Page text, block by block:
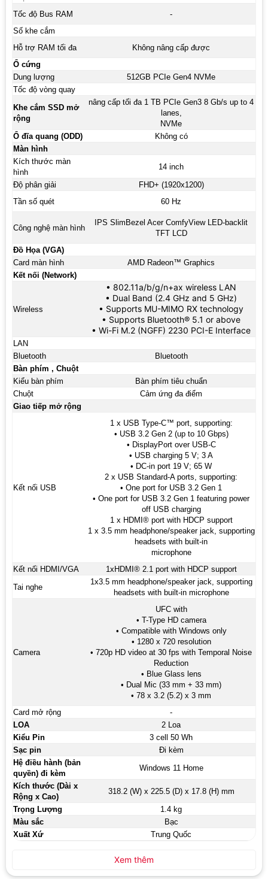
Tốc độ Bus RAM
-
Số khe cắm
Hỗ trợ RAM tối đa
Không nâng cấp được
Ổ cứng
Dung lượng
512GB PCIe Gen4 NVMe
Tốc độ vòng quay
Khe cắm SSD mở
rộng
nâng cấp tối đa 1 TB PCIe Gen3 8 Gb/s up to 4
lanes,
NVMe
Ổ đĩa quang (ODD)
Không có
Màn hình
Kích thước màn
hình
14 inch
Độ phân giải
FHD+ (1920x1200)
Tần số quét
60 Hz
Công nghệ màn hình
IPS SlimBezel Acer ComfyView LED-backlit
TFT LCD
Đồ Họa (VGA)
Card màn hình
AMD Radeon™ Graphics
Kết nối (Network)
Wireless
• 802.11a/b/g/n+ax wireless LAN
• Dual Band (2.4 GHz and 5 GHz)
• Supports MU-MIMO RX technology
• Supports Bluetooth® 5.1 or above
• Wi-Fi M.2 (NGFF) 2230 PCI-E Interface
LAN
Bluetooth
Bluetooth
Bàn phím , Chuột
Kiểu bàn phím
Bàn phím tiêu chuẩn
Chuột
Cảm ứng đa điểm
Giao tiếp mở rộng
Kết nối USB
1 x USB Type-C™ port, supporting:
• USB 3.2 Gen 2 (up to 10 Gbps)
• DisplayPort over USB-C
• USB charging 5 V; 3 A
• DC-in port 19 V; 65 W
2 x USB Standard-A ports, supporting:
• One port for USB 3.2 Gen 1
• One port for USB 3.2 Gen 1 featuring power
off USB charging
1 x HDMI® port with HDCP support
1 x 3.5 mm headphone/speaker jack, supporting
headsets with built-in
microphone
Kết nối HDMI/VGA
1xHDMI® 2.1 port with HDCP support
Tai nghe
1x3.5 mm headphone/speaker jack, supporting
headsets with built-in microphone
Camera
UFC with
• T-Type HD camera
• Compatible with Windows only
• 1280 x 720 resolution
• 720p HD video at 30 fps with Temporal Noise
Reduction
• Blue Glass lens
• Dual Mic (33 mm + 33 mm)
• 78 x 3.2 (5.2) x 3 mm
Card mở rộng
-
LOA
2 Loa
Kiểu Pin
3 cell 50 Wh
Sạc pin
Đi kèm
Hệ điều hành (bản
quyền) đi kèm
Windows 11 Home
Kích thước (Dài x
Rộng x Cao)
318.2 (W) x 225.5 (D) x 17.8 (H) mm
Trọng Lượng
1.4 kg
Màu sắc
Bạc
Xuất Xứ
Trung Quốc
Xem thêm